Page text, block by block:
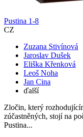
Pustina 1-8
CZ
Zuzana Stivínová
Jaroslav Dušek
Eliška Křenková
Leoš Noha
Jan Cina
ďalší
Zločin, který
zúčastněných, stojí na
Pustina...